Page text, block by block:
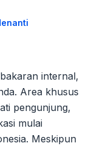
internal,
Area khusus
pengunjung,
mulai
Meskipun